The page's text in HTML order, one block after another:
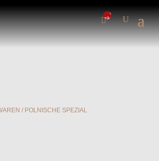
0-
Artikel
/ POLNISCHE SPEZIAL